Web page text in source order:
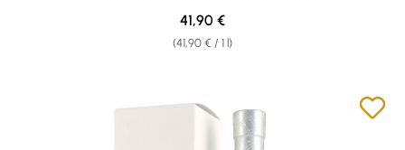
(41,90 € / 1 l)
Regular price:
41,90 €